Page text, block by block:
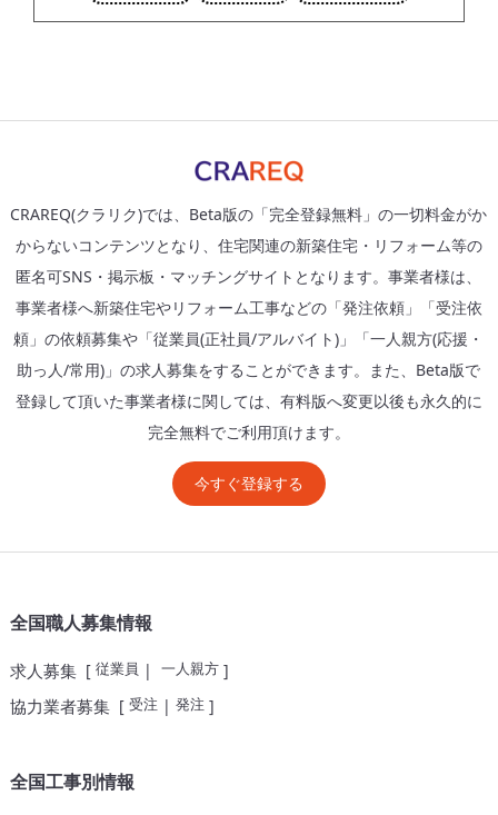
CRAREQ(クラリク)では、Beta版の「完全登録無料」の一切料金がか
からないコンテンツとなり、住宅関連の新築住宅・リフォーム等の
匿名可SNS・掲示板・マッチングサイトとなります。事業者様は、
事業者様へ新築住宅やリフォーム工事などの「発注依頼」「受注依
頼」の依頼募集や「従業員(正社員/アルバイト)」「一人親方(応援・
助っ人/常用)」の求人募集をすることができます。また、Beta版で
登録して頂いた事業者様に関しては、有料版へ変更以後も永久的に
完全無料でご利用頂けます。
今すぐ登録する
全国職人募集情報
求人募集[ 従業員| 一人親方]
協力業者募集[ 受注| 発注]
全国工事別情報